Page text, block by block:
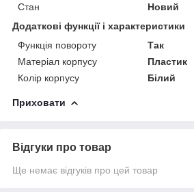
Стан
Новий
Додаткові функції і характеристики
Функція повороту
Так
Матеріал корпусу
Пластик
Колір корпусу
Білий
Приховати
Відгуки про товар
Ще немає відгуків про цей товар